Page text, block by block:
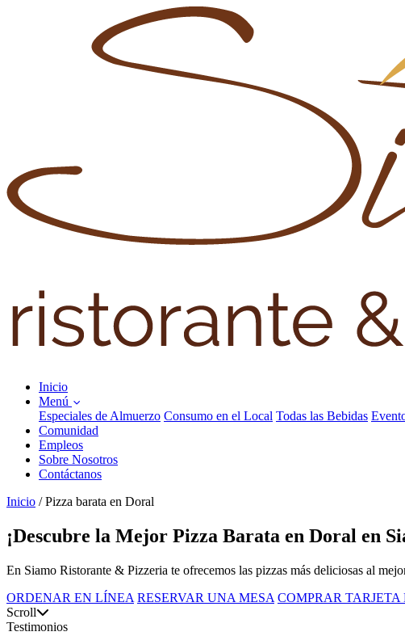
Inicio
Menú
Especiales de Almuerzo Consumo en el Local Todas las Bebidas
Comunidad
Empleos
Sobre Nosotros
Contáctanos
Inicio / Pizza barata en Doral
¡Descubre la Mejor Pizza Barata en Doral en
En Siamo Ristorante & Pizzeria te ofrecemos las pizzas más deliciosas al
ORDENAR EN LÍNEA RESERVAR UNA MESA COMPRAR
Scroll
Testimonios